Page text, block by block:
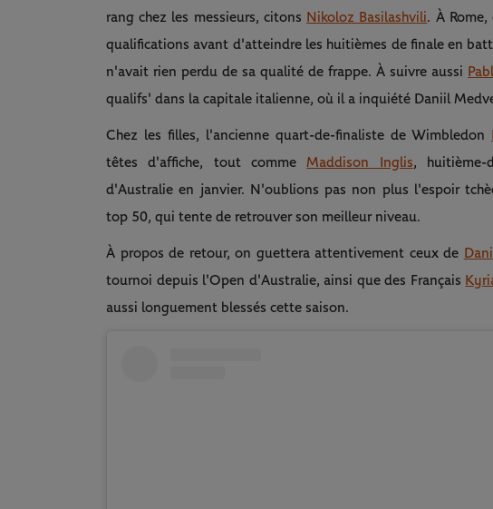
rang chez les messieurs, citons Nikoloz Basilashvili. À
qualifications avant d'atteindre les huitièmes de finale en
n'avait rien perdu de sa qualité de frappe. À suivre aussi
qualifs' dans la capitale italienne, où il a inquiété Daniil
Chez les filles, l'ancienne quart-de-finaliste de Wimbledon
têtes d'affiche, tout comme Maddison Inglis, huitième-
d'Australie en janvier. N'oublions pas non plus l'espoir
top 50, qui tente de retrouver son meilleur niveau.
À propos de retour, on guettera attentivement ceux de
tournoi depuis l'Open d'Australie, ainsi que des Français
aussi longuement blessés cette saison.